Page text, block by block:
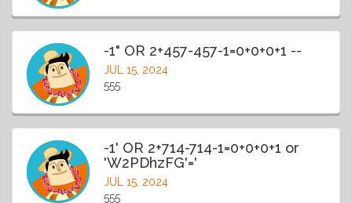
-1" OR 2+457-457-1=0+0+0+1 --
JUL 15, 2024
555
-1' OR 2+714-714-1=0+0+0+1 or
'W2PDhzFG'='
JUL 15, 2024
555